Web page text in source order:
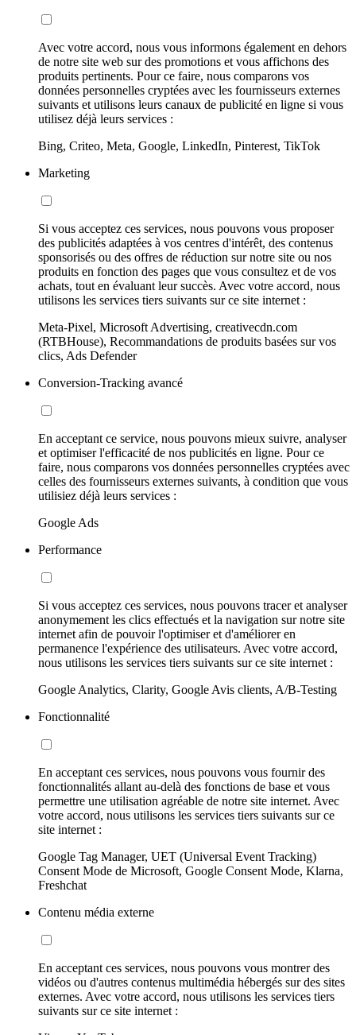
Avec votre accord, nous vous informons également en dehors
de notre site web sur des promotions et vous affichons des
produits pertinents. Pour ce faire, nous comparons vos
données personnelles cryptées avec les fournisseurs externes
suivants et utilisons leurs canaux de publicité en ligne si vous
utilisez déjà leurs services :
Bing, Criteo, Meta, Google, LinkedIn, Pinterest, TikTok
Marketing
Si vous acceptez ces services, nous pouvons vous proposer
des publicités adaptées à vos centres d'intérêt, des contenus
sponsorisés ou des offres de réduction sur notre site ou nos
produits en fonction des pages que vous consultez et de vos
achats, tout en évaluant leur succès. Avec votre accord, nous
utilisons les services tiers suivants sur ce site internet :
Meta-Pixel, Microsoft Advertising, creativecdn.com
(RTBHouse), Recommandations de produits basées sur vos
clics, Ads Defender
Conversion-Tracking avancé
En acceptant ce service, nous pouvons mieux suivre, analyser
et optimiser l'efficacité de nos publicités en ligne. Pour ce
faire, nous comparons vos données personnelles cryptées avec
celles des fournisseurs externes suivants, à condition que vous
utilisiez déjà leurs services :
Google Ads
Performance
Si vous acceptez ces services, nous pouvons tracer et analyser
anonymement les clics effectués et la navigation sur notre site
internet afin de pouvoir l'optimiser et d'améliorer en
permanence l'expérience des utilisateurs. Avec votre accord,
nous utilisons les services tiers suivants sur ce site internet :
Google Analytics, Clarity, Google Avis clients, A/B-Testing
Fonctionnalité
En acceptant ces services, nous pouvons vous fournir des
fonctionnalités allant au-delà des fonctions de base et vous
permettre une utilisation agréable de notre site internet. Avec
votre accord, nous utilisons les services tiers suivants sur ce
site internet :
Google Tag Manager, UET (Universal Event Tracking)
Consent Mode de Microsoft, Google Consent Mode, Klarna,
Freshchat
Contenu média externe
En acceptant ces services, nous pouvons vous montrer des
vidéos ou d'autres contenus multimédia hébergés sur des sites
externes. Avec votre accord, nous utilisons les services tiers
suivants sur ce site internet :